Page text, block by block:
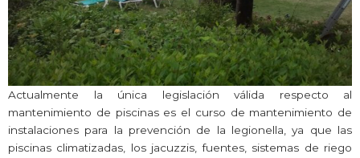
Actualmente la única legislación válida respecto al
mantenimiento de piscinas es el curso de mantenimiento de
instalaciones para la prevención de la legionella, ya que las
piscinas climatizadas, los jacuzzis, fuentes, sistemas de riego